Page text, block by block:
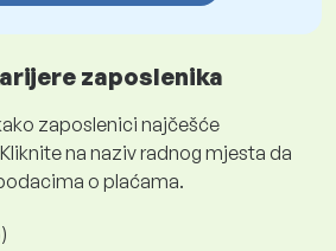
zaposlenika
zaposlenici najčešće
na naziv radnog mjesta da
o plaćama.